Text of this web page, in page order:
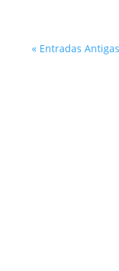
« Entradas Antigas